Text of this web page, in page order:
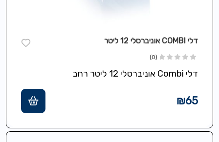
דלי COMBI אוניברסלי 12 ליטר
(0)
דלי Combi אוניברסלי 12 ליטר רחב
₪65